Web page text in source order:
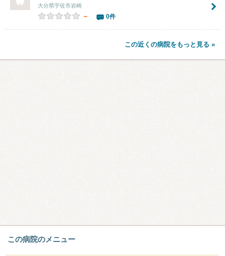
大分県宇佐市岩崎
－ 0件
この近くの病院をもっと見る »
この病院のメニュー